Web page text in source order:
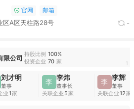
官网 邮箱
区A区天柱路28号 -
限公司 持股比例 100%
投资企业 70 家 1
刘才明
董事
业1家
李 李炜
董事长
关联企业 5家
李 李辉
董事
关联企业12家